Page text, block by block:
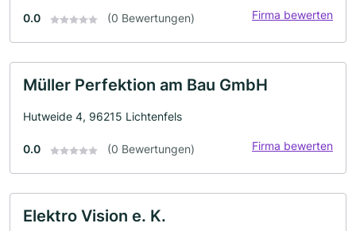
0.0 (0 Bewertungen) Firma bewerten
Müller Perfektion am Bau GmbH
Hutweide 4, 96215 Lichtenfels
0.0 (0 Bewertungen) Firma bewerten
Elektro Vision e. K.